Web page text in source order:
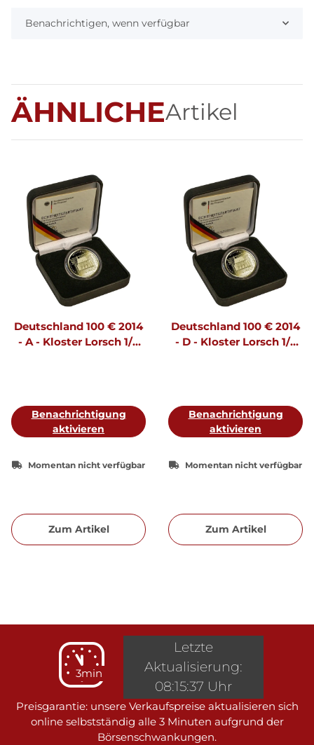
Benachrichtigen, wenn verfügbar
ÄHNLICHEArtikel
Deutschland 100 € 2014
- A - Kloster Lorsch 1/2
Benachrichtigung
aktivieren
Momentan nicht verfügbar
Zum Artikel
Deutschland 100 € 2014
- D - Kloster Lorsch 1/2
Benachrichtigung
aktivieren
Momentan nicht verfügbar
Zum Artikel
3min
Preisgarantie: unsere Verkaufspreise aktualisieren sich
online selbstständig alle 3 Minuten aufgrund der
Börsenschwankungen.
Letzte
Aktualisierung:
08:15:37 Uhr